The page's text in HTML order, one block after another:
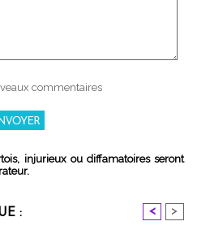
commentaires
injurieux ou diffamatoires seront
: < >